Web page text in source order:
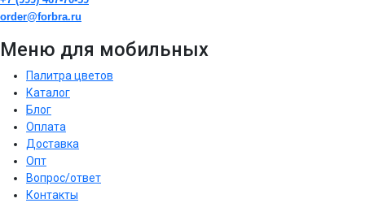
order@forbra.ru
Меню для мобильных
Палитра цветов
Каталог
Блог
Оплата
Доставка
Опт
Вопрос/ответ
Контакты